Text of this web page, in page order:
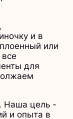
и в
или
для
Наша цель -
и опыта в